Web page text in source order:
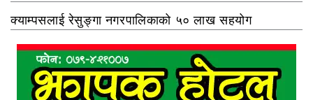
क्याम्पसलाई रेसुङ्गा नगरपालिकाको ५० लाख सहयोग